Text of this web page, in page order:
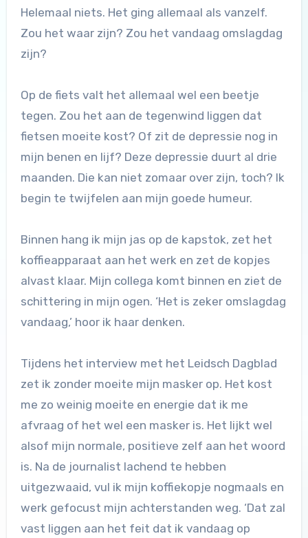
Helemaal niets. Het ging allemaal als vanzelf.
Zou het waar zijn? Zou het vandaag omslagdag
zijn?
Op de fiets valt het allemaal wel een beetje
tegen. Zou het aan de tegenwind liggen dat
fietsen moeite kost? Of zit de depressie nog in
mijn benen en lijf? Deze depressie duurt al drie
maanden. Die kan niet zomaar over zijn, toch? Ik
begin te twijfelen aan mijn goede humeur.
Binnen hang ik mijn jas op de kapstok, zet het
koffieapparaat aan het werk en zet de kopjes
alvast klaar. Mijn collega komt binnen en ziet de
schittering in mijn ogen. ‘Het is zeker omslagdag
vandaag,’ hoor ik haar denken.
Tijdens het interview met het Leidsch Dagblad
zet ik zonder moeite mijn masker op. Het kost
me zo weinig moeite en energie dat ik me
afvraag of het wel een masker is. Het lijkt wel
alsof mijn normale, positieve zelf aan het woord
is. Na de journalist lachend te hebben
uitgezwaaid, vul ik mijn koffiekopje nogmaals en
werk gefocust mijn achterstanden weg. ‘Dat zal
vast liggen aan het feit dat ik vandaag op